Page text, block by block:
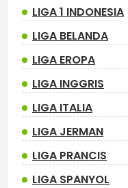
LIGA 1 INDONESIA
LIGA BELANDA
LIGA EROPA
LIGA INGGRIS
LIGA ITALIA
LIGA JERMAN
LIGA PRANCIS
LIGA SPANYOL